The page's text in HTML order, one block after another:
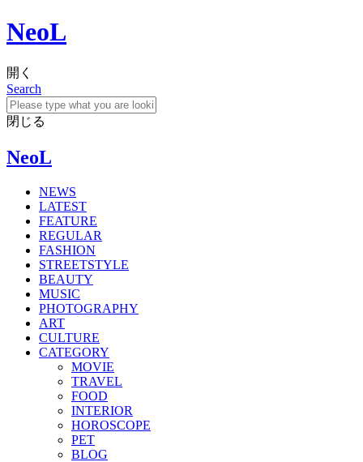
NeoL
開く
Search
閉じる
NeoL
NEWS
LATEST
FEATURE
REGULAR
FASHION
STREETSTYLE
BEAUTY
MUSIC
PHOTOGRAPHY
ART
CULTURE
CATEGORY
MOVIE
TRAVEL
FOOD
INTERIOR
HOROSCOPE
PET
BLOG